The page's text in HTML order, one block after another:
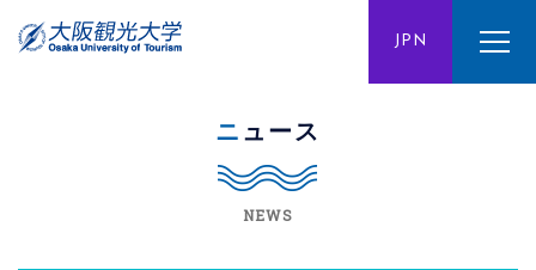
JPN
ENG CHN
ニュース
NEWS